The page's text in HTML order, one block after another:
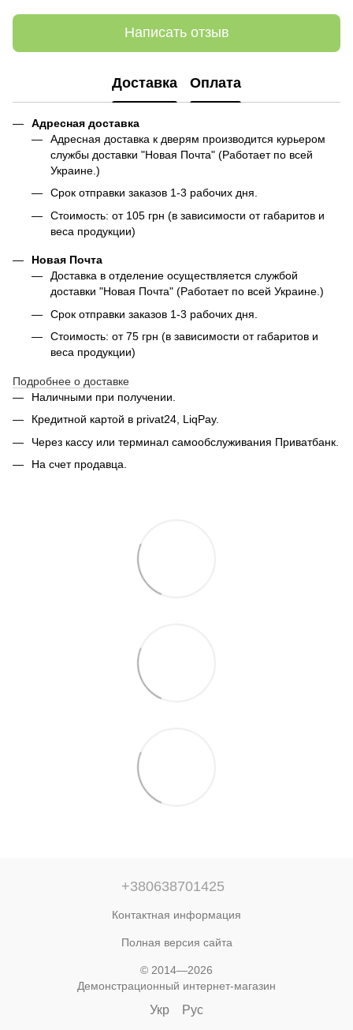
Написать отзыв
Доставка Оплата
Адресная доставка
Адресная доставка к дверям производится курьером
службы доставки "Новая Почта" (Работает по всей
Украине.)
Срок отправки заказов 1-3 рабочих дня.
Стоимость: от 105 грн (в зависимости от габаритов и
веса продукции)
Новая Почта
Доставка в отделение осуществляется службой
доставки "Новая Почта" (Работает по всей Украине.)
Срок отправки заказов 1-3 рабочих дня.
Стоимость: от 75 грн (в зависимости от габаритов и
веса продукции)
Подробнее о доставке
Наличными при получении.
Кредитной картой в privat24, LiqPay.
Через кассу или терминал самообслуживания Приватбанк.
На счет продавца.
+380638701425
Контактная информация
Полная версия сайта
© 2014—2026
Демонстрационный интернет-магазин
Укр Рус